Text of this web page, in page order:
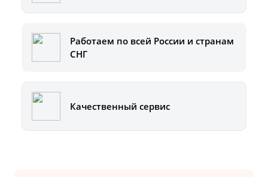
Работаем по всей России и странам
СНГ
Качественный сервис